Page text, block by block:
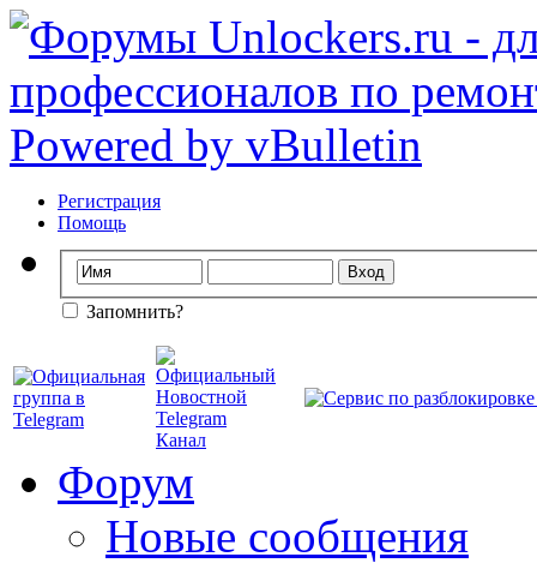
Регистрация
Помощь
Запомнить?
Форум
Новые сообщения